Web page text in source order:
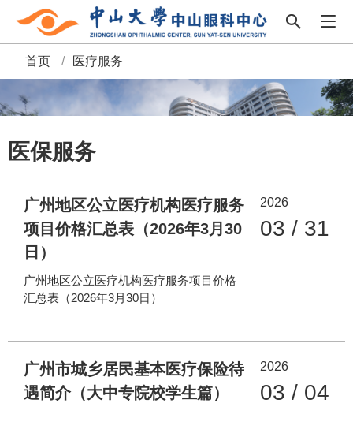
面
包
首页 / 医疗服务
医保服务
广州地区公立医疗机构医疗服务
项目价格汇总表（2026年3月30
日）
广州地区公立医疗机构医疗服务项目价格
汇总表（2026年3月30日）
2026
03 / 31
广州市城乡居民基本医疗保险待
遇简介（大中专院校学生篇）
2026
03 / 04